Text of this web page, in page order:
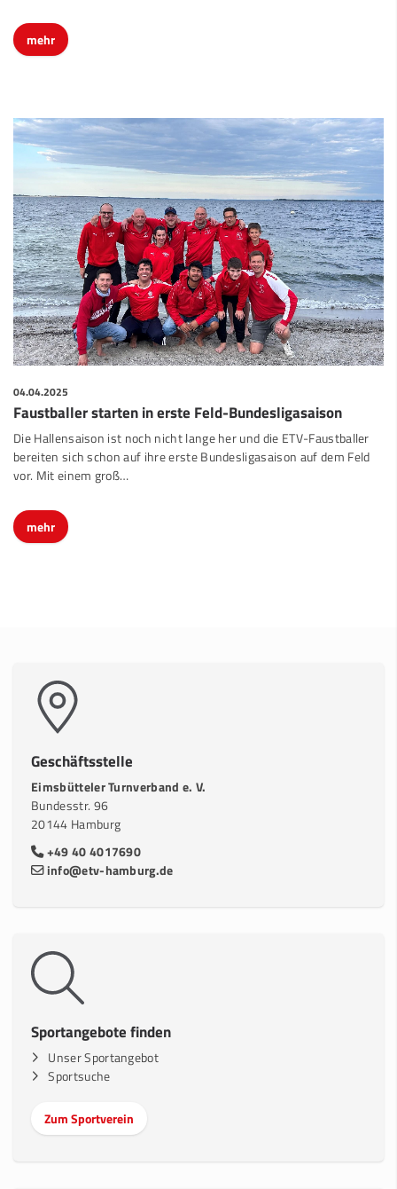
mehr
04.04.2025
Faustballer starten in erste Feld-Bundesligasaison
Die Hallensaison ist noch nicht lange her und die ETV-Faustballer
bereiten sich schon auf ihre erste Bundesligasaison auf dem Feld
vor. Mit einem groß…
mehr
Geschäftsstelle
Eimsbütteler Turnverband e. V.
Bundesstr. 96
20144 Hamburg
+49 40 4017690
info@etv-hamburg.de
Sportangebote finden
Unser Sportangebot
Sportsuche
Zum Sportverein